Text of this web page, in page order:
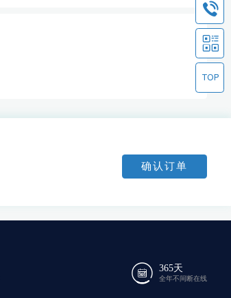
确认订单
365天
全年不间断在线